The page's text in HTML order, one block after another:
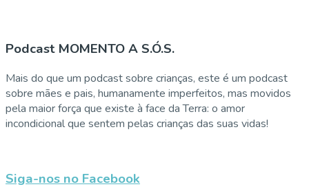
Podcast MOMENTO A S.Ó.S.
Mais do que um podcast sobre crianças, este é um podcast
sobre mães e pais, humanamente imperfeitos, mas movidos
pela maior força que existe à face da Terra: o amor
incondicional que sentem pelas crianças das suas vidas!
Siga-nos no Facebook